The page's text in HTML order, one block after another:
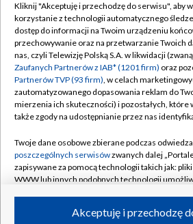
TVP
Abonament TVP
Emisja w TVP
Centrum informacji TVP
Naziemna Telewizja Cyfrowa
Rada Programowa
System NOS
Informacje o nadawcy
Program dla prasy
Regulamin
Polityka
Moje zgody
Pomoc
Kontakt
Kanały
Kliknij "Akceptuję i przechodzę do serwisu", aby
korzystanie z technologii automatycznego
dostęp do informacji na Twoim urządzeniu
przechowywanie oraz na przetwarzanie Twoich
nas, czyli Telewizję Polską S.A. w likwidacji
Zaufanych Partnerów z IAB* (1201 firm) oraz
Partnerów TVP (93 firm), w celach
zautomatyzowanego dopasowania reklam do
mierzenia ich skuteczności) i pozostałych, które
także zgody na udostępnianie przez nas
Twoje dane osobowe zbierane podczas
poszczególnych serwisówzwanych dalej
zapisywane za pomocą technologii takich jak:
WWW lub innych podobnych technologii
ruchu w Internecie.Akceptuję i przechodzę